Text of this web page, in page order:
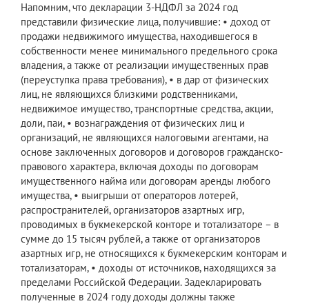
Напомним, что декларации 3-НДФЛ за 2024 год
представили физические лица, получившие: • доход от
продажи недвижимого имущества, находившегося в
собственности менее минимального предельного срока
владения, а также от реализации имущественных прав
(переуступка права требования), • в дар от физических
лиц, не являющихся близкими родственниками,
недвижимое имущество, транспортные средства, акции,
доли, паи, • вознаграждения от физических лиц и
организаций, не являющихся налоговыми агентами, на
основе заключенных договоров и договоров гражданско-
правового характера, включая доходы по договорам
имущественного найма или договорам аренды любого
имущества, • выигрыши от операторов лотерей,
распространителей, организаторов азартных игр,
проводимых в букмекерской конторе и тотализаторе – в
сумме до 15 тысяч рублей, а также от организаторов
азартных игр, не относящихся к букмекерским конторам и
тотализаторам, • доходы от источников, находящихся за
пределами Российской Федерации. Задекларировать
полученные в 2024 году доходы должны также